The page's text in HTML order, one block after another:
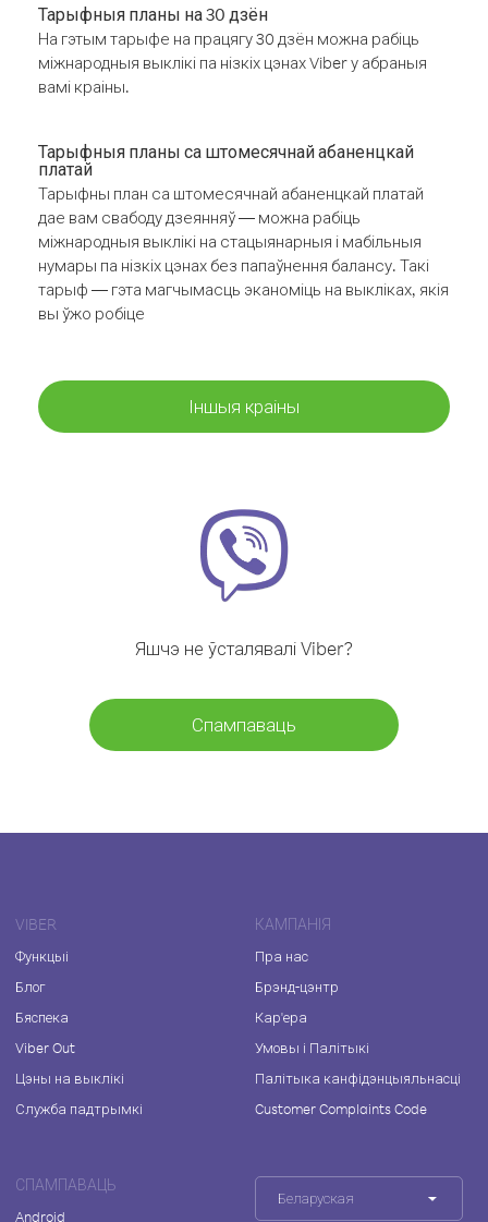
Тарыфныя планы на 30 дзён
На гэтым тарыфе на працягу 30 дзён можна рабіць
міжнародныя выклікі па нізкіх цэнах Viber у абраныя
вамі краіны.
Тарыфныя планы са штомесячнай абаненцкай
платай
Тарыфны план са штомесячнай абаненцкай платай
дае вам свабоду дзеянняў — можна рабіць
міжнародныя выклікі на стацыянарныя і мабільныя
нумары па нізкіх цэнах без папаўнення балансу. Такі
тарыф — гэта магчымасць эканоміць на выкліках, якія
вы ўжо робіце
Іншыя краіны
Яшчэ не ўсталявалі Viber?
Спампаваць
VIBER
Функцыі
Блог
Бяспека
Viber Out
Цэны на выклікі
Служба падтрымкі
КАМПАНІЯ
Пра нас
Брэнд-цэнтр
Кар'ера
Умовы і Палітыкі
Палітыка канфідэнцыяльнасці
Customer Complaints Code
СПАМПАВАЦЬ
Android
Беларуская